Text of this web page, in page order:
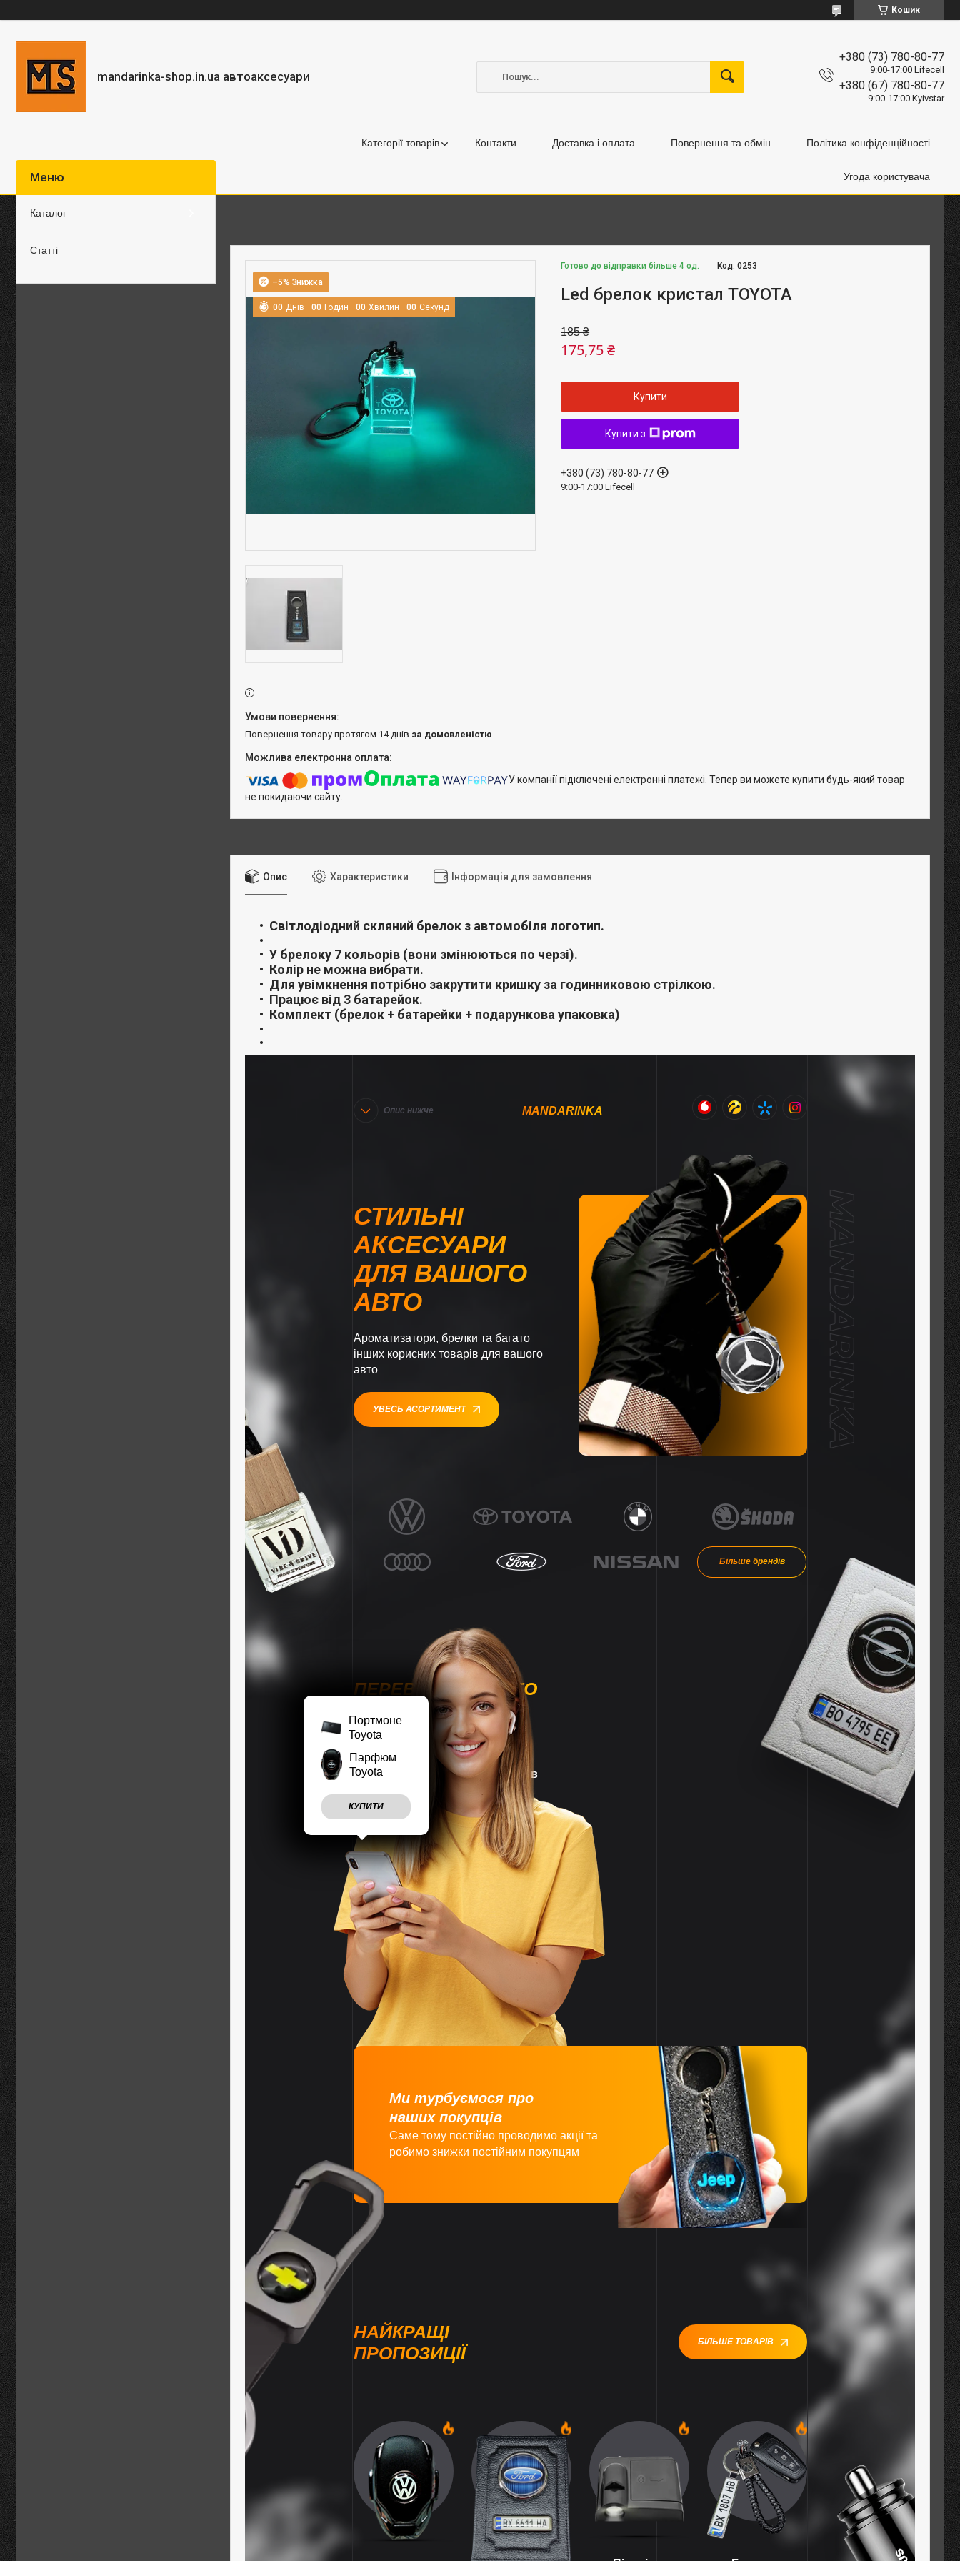
Кошик
mandarinka-shop.in.ua автоаксесуари
+380 (73) 780-80-77
9:00-17:00 Lifecell
+380 (67) 780-80-77
9:00-17:00 Kyivstar
Категорії товарів Контакти Доставка і оплата Повернення та обмін Політика конфіденційності
Угода користувача
–5%
00 Днів 00 Годин 00 Хвилин 00 Секунд
Готово до відправки більше 4 од. Код:0253
Led брелок кристал TOYOTA
185 ₴
175,75 ₴
Купити
Купити з
+380 (73) 780-80-77
9:00-17:00 Lifecell
повернення товару протягом 14 днів за домовленістю
У компанії підключені електронні платежі. Тепер ви можете купити будь-який товар
не покидаючи сайту.
Опис Характеристики Інформація для замовлення
Світлодіодний скляний брелок з автомобіля логотип.
У брелоку 7 кольорів (вони змінюються по черзі).
Колір не можна вибрати.
Для увімкнення потрібно закрутити кришку за годинниковою стрілкою.
Працює від 3 батарейок.
Комплект (брелок + батарейки + подарункова упаковка)
Опис нижче MANDARINKA
СТИЛЬНІ
АКСЕСУАРИ
ДЛЯ ВАШОГО
АВТО
Ароматизатори, брелки та багато
інших корисних товарів для вашого
авто
УВЕСЬ АСОРТИМЕНТ
Більше брендів
Портмоне
Toyota
Парфюм
Toyota
КУПИТИ
ПЕРЕВАГИ НАШОГО
МАГАЗИНУ
Наш магазин працює7 днів
Враховуємопобажання
клієнтів
Швидковідправляємо
замовлення
Великий асортимент
товарів
Ми турбуємося про
наших покупців
Саме тому постійно проводимо акції та
робимо знижки постійним покупцям
НАЙКРАЩІ
ПРОПОЗИЦІЇ
БІЛЬШЕ ТОВАРІВ
Каталог
Статті